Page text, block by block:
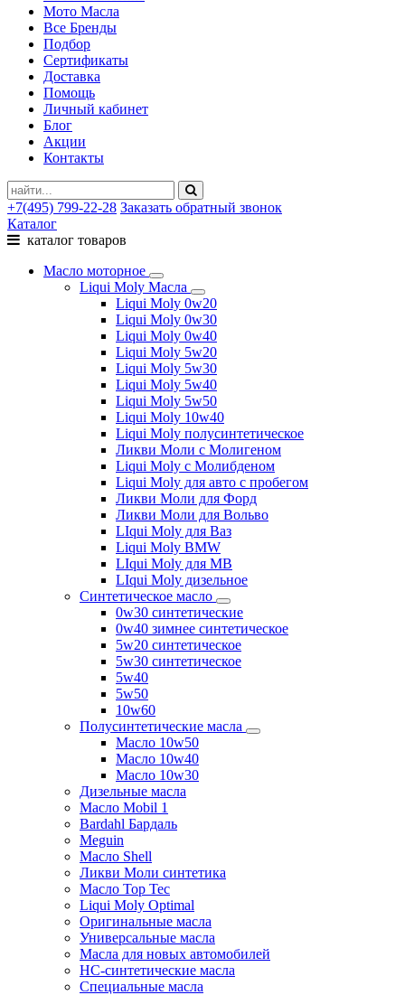
Мото Масла
Все Бренды
Подбор
Сертификаты
Доставка
Помощь
Личный кабинет
Блог
Акции
Контакты
+7(495) 799-22-28 Заказать обратный звонок
Каталог
каталог товаров
Масло моторное
Liqui Moly Масла
Liqui Moly 0w20
Liqui Moly 0w30
Liqui Moly 0w40
Liqui Moly 5w20
Liqui Moly 5w30
Liqui Moly 5w40
Liqui Moly 5w50
Liqui Moly 10w40
Liqui Moly полусинтетическое
Ликви Моли с Молигеном
Liqui Moly с Молибденом
Liqui Moly для авто с пробегом
Ликви Моли для Форд
Ликви Моли для Вольво
LIqui Moly для Ваз
Liqui Moly BMW
LIqui Moly для MB
LIqui Moly дизельное
Синтетическое масло
0w30 синтетические
0w40 зимнее синтетическое
5w20 синтетическое
5w30 синтетическое
5w40
5w50
10w60
Полусинтетические масла
Масло 10w50
Масло 10w40
Масло 10w30
Дизельные масла
Масло Mobil 1
Bardahl Бардаль
Meguin
Масло Shell
Ликви Моли синтетика
Масло Top Tec
Liqui Moly Optimal
Оригинальные масла
Универсальные масла
Масла для новых автомобилей
HC-синтетические масла
Специальные масла